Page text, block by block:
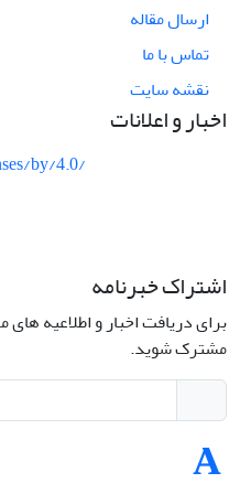
ارسال مقاله
تماس با ما
نقشه سایت
اخبار و اعلانات
by/4.0/
اشتراک خبرنامه
برای دریافت اخبار و اطلاعیه
مشترک شوید.